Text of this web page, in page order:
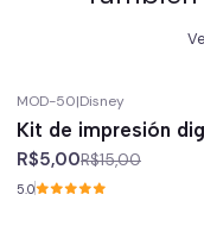
MOD-50|Disney
Kit de impresión
R$5,00R$15,00
5.0